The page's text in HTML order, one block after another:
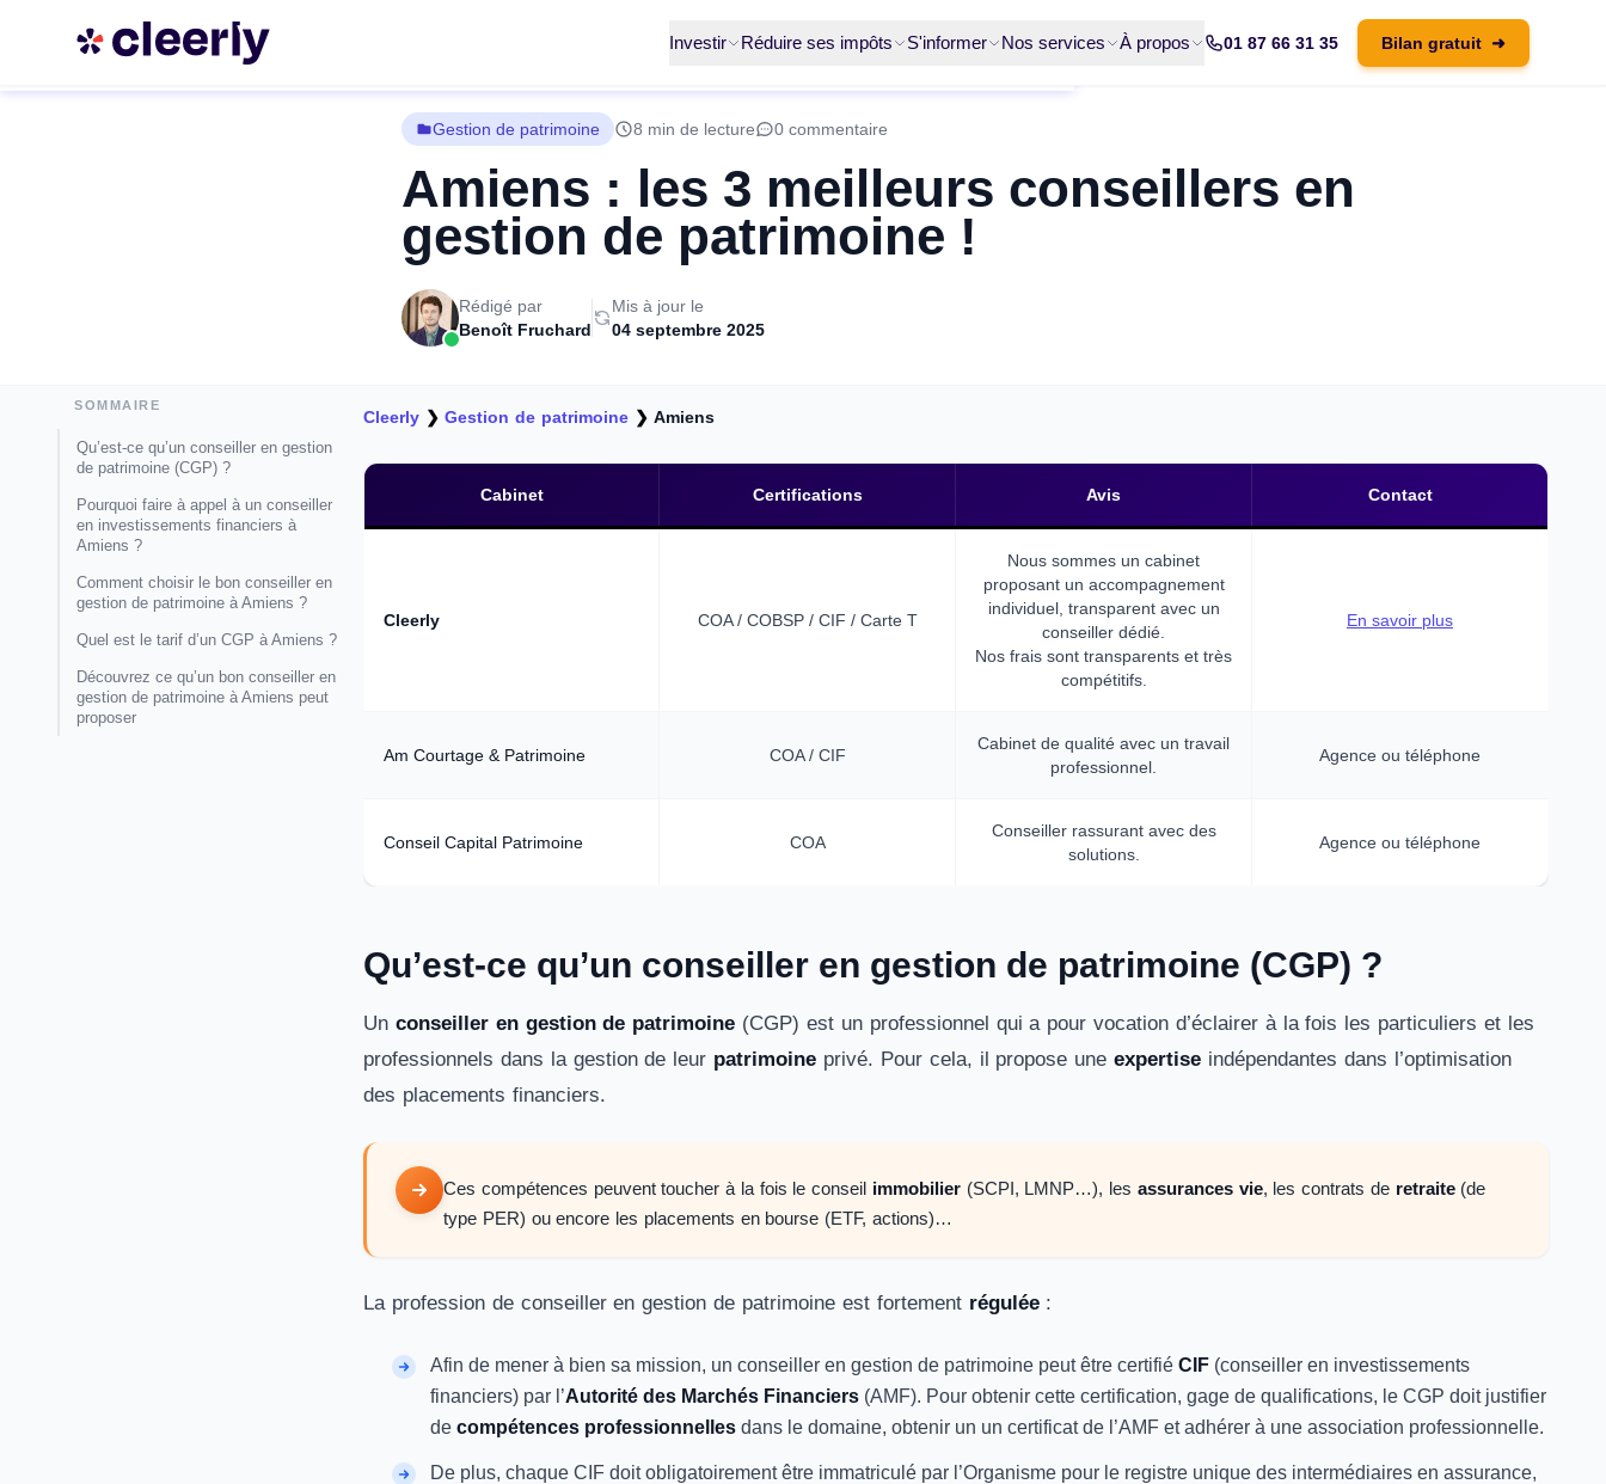
Investir Réduire ses impôts S'informer Nos services À propos 01 87 66 31 35 Bilan gratuit ➜
Gestion de patrimoine 8 min de lecture 0 commentaire
Amiens : les 3 meilleurs conseillers en
gestion de patrimoine !
Rédigé par
Benoît Fruchard
Mis à jour le
04 septembre 2025
SOMMAIRE
Qu’est-ce qu’un conseiller en gestion
de patrimoine (CGP) ?
Pourquoi faire à appel à un conseiller
en investissements financiers à
Amiens ?
Comment choisir le bon conseiller en
gestion de patrimoine à Amiens ?
Quel est le tarif d’un CGP à Amiens ?
Découvrez ce qu’un bon conseiller en
gestion de patrimoine à Amiens peut
proposer
Cleerly ❯Gestion de patrimoine❯Amiens
Cabinet Certifications Avis Contact
Cleerly COA / COBSP / CIF / Carte T
Nous sommes un cabinet
proposant un accompagnement
individuel, transparent avec un
conseiller dédié.
Nos frais sont transparents et très
compétitifs.
En savoir plus
Am Courtage & Patrimoine COA / CIF
Cabinet de qualité avec un travail
professionnel.
Agence ou téléphone
Conseil Capital Patrimoine COA
Conseiller rassurant avec des
solutions.
Agence ou téléphone
Qu’est-ce qu’un conseiller en gestion de patrimoine (CGP) ?
Un conseiller en gestion de patrimoine (CGP) est un professionnel qui a pour vocation d’éclairer à la fois les particuliers et les
professionnels dans la gestion de leur patrimoine privé. Pour cela, il propose uneexpertise indépendantes dans l’optimisation
des placements financiers.
Ces compétences peuvent toucher à la fois le conseil immobilier(SCPI, LMNP…), les assurances vie, les contrats de retraite(de
type PER) ou encore les placements en bourse (ETF, actions)…
La profession de conseiller en gestion de patrimoine est fortement régulée:
Afin de mener à bien sa mission, un conseiller en gestion de patrimoine peut être certifié CIF (conseiller en investissements
financiers) par l’Autorité des Marchés Financiers (AMF). Pour obtenir cette certification, gage de qualifications, le CGP doit justifier
de compétences professionnelles dans le domaine, obtenir un un certificat de l’AMF et adhérer à une association professionnelle.
De plus, chaque CIF doit obligatoirement être immatriculé par l’Organisme pour le registre unique des intermédiaires en assurance,